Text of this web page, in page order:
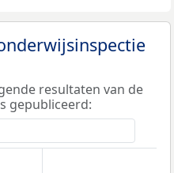
resultaten van de
gepubliceerd: